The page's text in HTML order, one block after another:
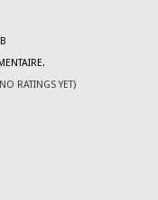
RATINGS YET)